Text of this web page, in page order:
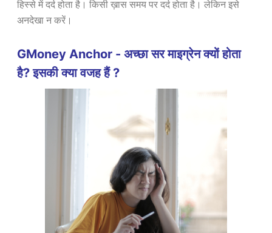
हिस्से में दर्द होता है। किसी ख़ास समय पर दर्द होता है। लेकिन इसे
अनदेखा न करें।
GMoney Anchor - अच्छा सर माइग्रेन क्यों होता
है? इसकी क्या वजह हैं ?